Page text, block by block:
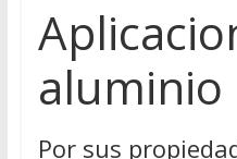
aluminio
Por sus